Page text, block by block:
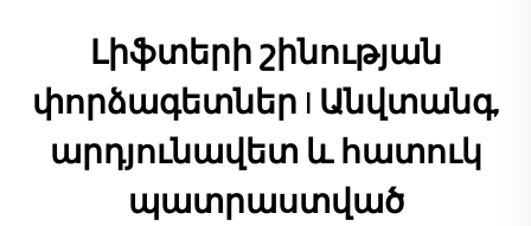
Լիֆտերի շինության
փորձագետներ | Անվտանգ,
արդյունավետ և հատուկ
պատրաստված